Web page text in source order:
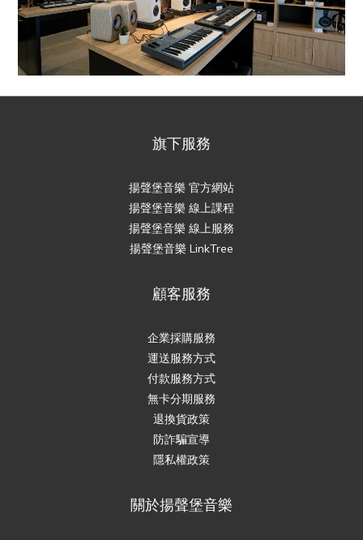
旗下服務
揚聲堡音樂 官方網站
揚聲堡音樂 線上課程
揚聲堡音樂 線上服務
揚聲堡音樂 LinkTree
顧客服務
企業採購服務
運送服務方式
付款服務方式
無卡分期服務
退換貨政策
防詐騙宣導
隱私權政策
關於揚聲堡音樂